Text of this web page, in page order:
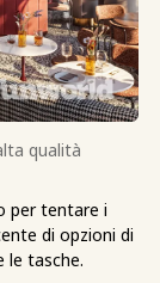
qualità
per tentare i
di opzioni di
tasche.